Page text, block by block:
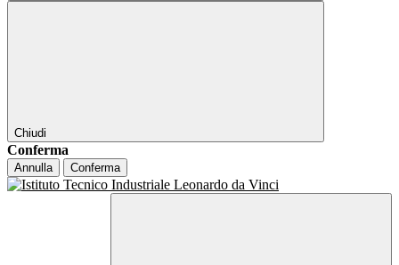
Chiudi
Conferma
Annulla Conferma